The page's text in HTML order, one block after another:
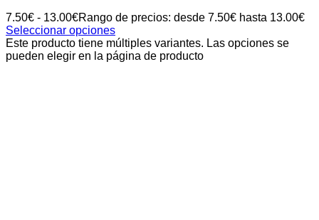
7.50€ - 13.00€Rango de precios: desde 7.50€ hasta 13.00€
Seleccionar opciones
Este producto tiene múltiples variantes. Las opciones se
pueden elegir en la página de producto